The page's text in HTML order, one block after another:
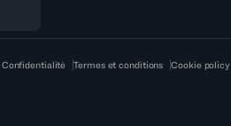
Confidentialité Termes et conditions Cookie policy